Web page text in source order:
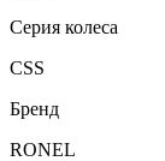
Серия колеса
CSS
Бренд
RONEL